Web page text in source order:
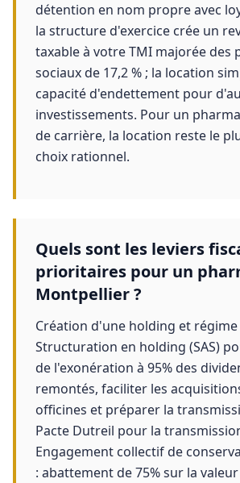
détention en nom propre avec
la structure d'exercice crée un
taxable à votre TMI majorée des
sociaux de 17,2 % ; la location
capacité d'endettement pour
investissements. Pour un
de carrière, la location reste le
choix rationnel.
Quels sont les leviers
prioritaires pour un
Montpellier ?
Création d'une holding et
Structuration en holding (SAS)
de l'exonération à 95% des
remontés, faciliter les
officines et préparer la
Pacte Dutreil pour la
Engagement collectif de
: abattement de 75% sur la